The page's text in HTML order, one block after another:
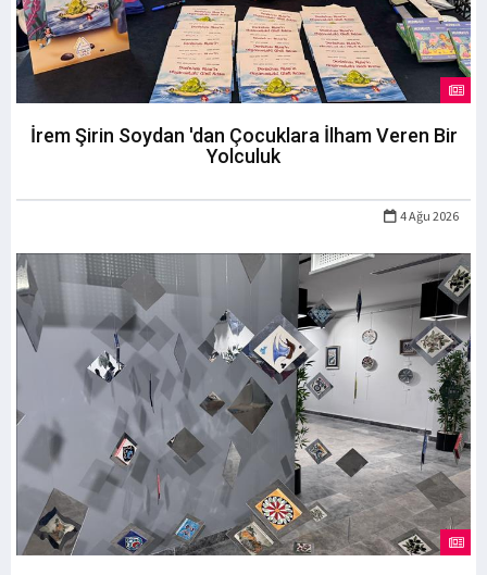
İrem Şirin Soydan 'dan Çocuklara İlham Veren Bir
Yolculuk
4 Ağu 2026